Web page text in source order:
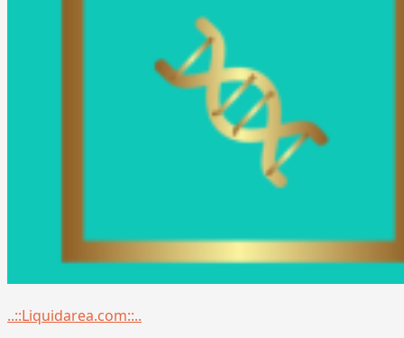
Menu
..::Liquidarea.com::..